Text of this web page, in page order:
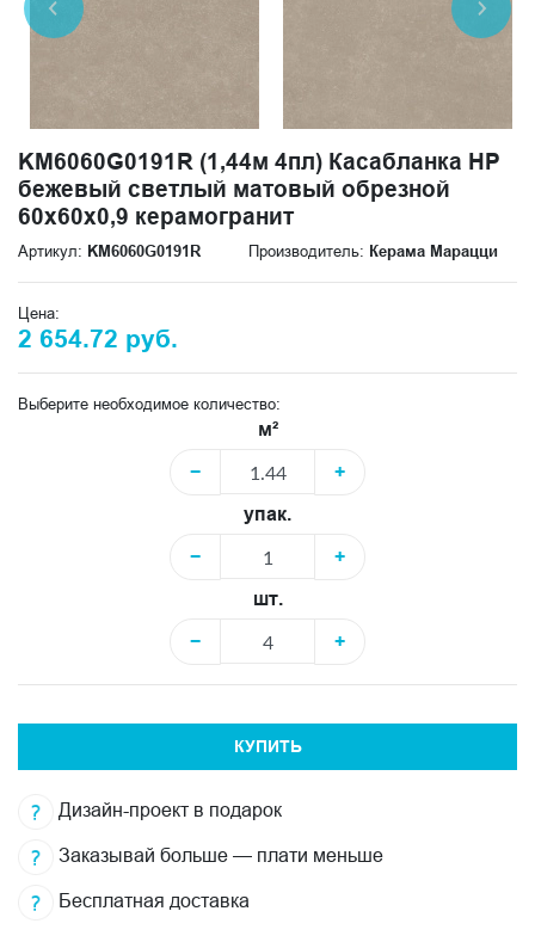
KM6060G0191R (1,44м 4пл) Касабланка HP
бежевый светлый матовый обрезной
60x60x0,9 керамогранит
Артикул: KM6060G0191R Производитель: Керама Марацци
Цена:
2 654.72 руб.
Выберите необходимое количество:
м²
−
+
упак.
−
+
шт.
−
+
КУПИТЬ
Дизайн-проект в подарок
Заказывай больше — плати меньше
Бесплатная доставка